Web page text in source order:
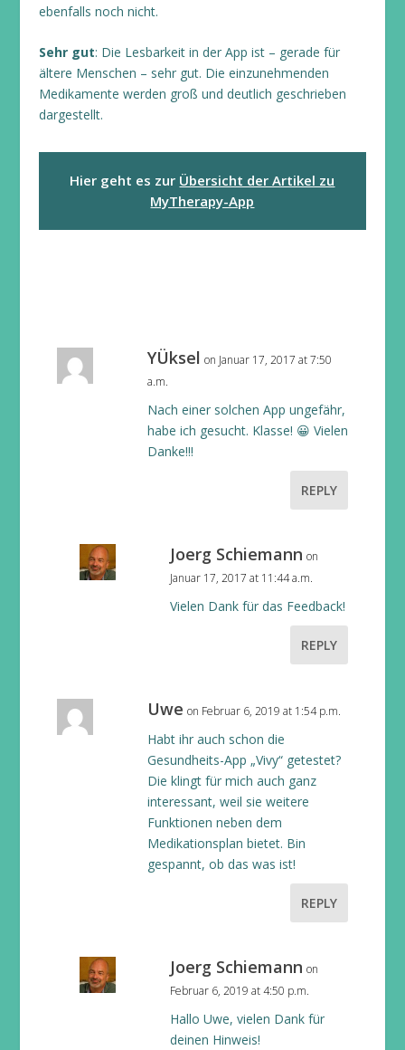
ebenfalls noch nicht.
Sehr gut: Die Lesbarkeit in der App ist – gerade für
ältere Menschen – sehr gut. Die einzunehmenden
Medikamente werden groß und deutlich geschrieben
dargestellt.
Hier geht es zur Übersicht der Artikel zu
MyTherapy-App
YÜksel on Januar 17, 2017 at 7:50
a.m.
Nach einer solchen App ungefähr,
habe ich gesucht. Klasse! 😀 Vielen
Danke!!!
REPLY
Joerg Schiemann on
Januar 17, 2017 at 11:44 a.m.
Vielen Dank für das Feedback!
REPLY
Uwe on Februar 6, 2019 at 1:54 p.m.
Habt ihr auch schon die
Gesundheits-App „Vivy“ getestet?
Die klingt für mich auch ganz
interessant, weil sie weitere
Funktionen neben dem
Medikationsplan bietet. Bin
gespannt, ob das was ist!
REPLY
Joerg Schiemann on
Februar 6, 2019 at 4:50 p.m.
Hallo Uwe, vielen Dank für
deinen Hinweis!